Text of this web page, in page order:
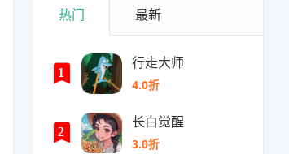
热门 最新
1
行走大师
4.0折
2
长白觉醒
3.0折